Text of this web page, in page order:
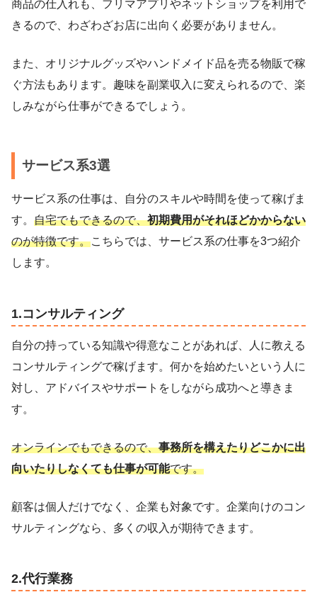
商品の仕入れも、フリマアプリやネットショップを利用で
きるので、わざわざお店に出向く必要がありません。
また、オリジナルグッズやハンドメイド品を売る物販で稼
ぐ方法もあります。趣味を副業収入に変えられるので、楽
しみながら仕事ができるでしょう。
サービス系3選
サービス系の仕事は、自分のスキルや時間を使って稼げま
す。 自宅でもできるので、初期費用がそれほどかからない
のが特徴です。こちらでは、サービス系の仕事を3つ紹介
します。
1.コンサルティング
自分の持っている知識や得意なことがあれば、人に教える
コンサルティングで稼げます。何かを始めたいという人に
対し、アドバイスやサポートをしながら成功へと導きま
す。
オンラインでもできるので、事務所を構えたりどこかに出
向いたりしなくても仕事が可能です。
顧客は個人だけでなく、企業も対象です。企業向けのコン
サルティングなら、多くの収入が期待できます。
2.代行業務